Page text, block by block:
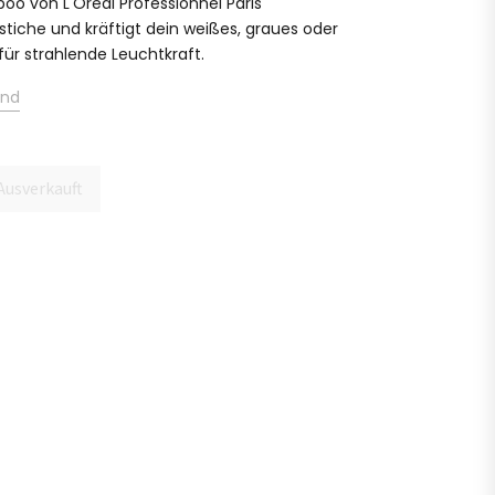
und kräftigt dein weißes, graues oder
strahlende Leuchtkraft.